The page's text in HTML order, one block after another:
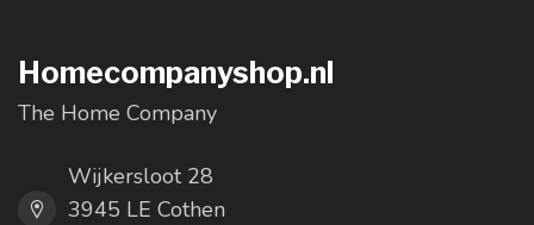
Homecompanyshop.nl
The Home Company
Wijkersloot 28
3945 LE Cothen